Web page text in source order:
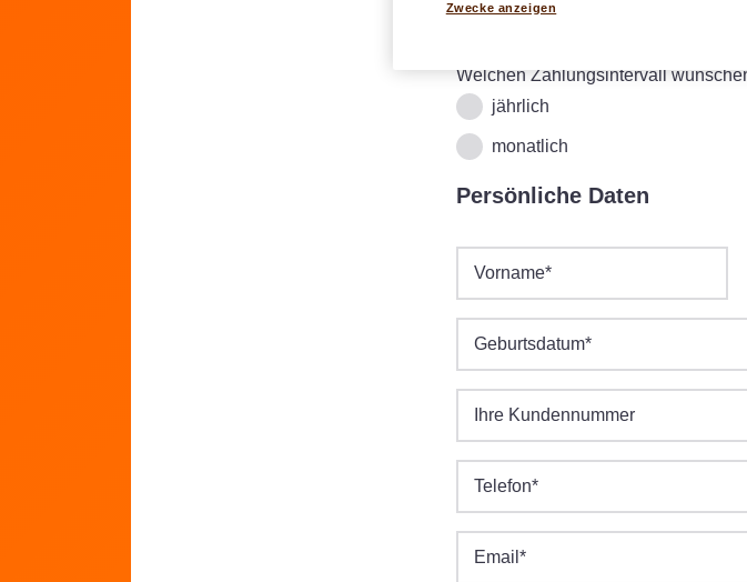
Zusätzlicher jährlicher Sparbetrag
Welchen Zahlungsintervall
jährlich
monatlich
Persönliche Daten
Vorname*
Geburtsdatum*
Ihre Kundennummer
Telefon*
Email *
Zwecke anzeigen